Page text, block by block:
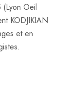
Oeil
KODJIKIAN
et en